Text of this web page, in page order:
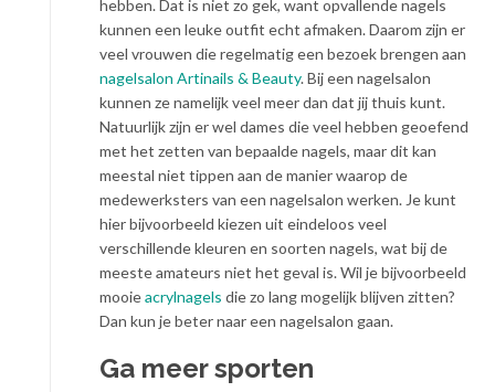
hebben. Dat is niet zo gek, want opvallende nagels
kunnen een leuke outfit echt afmaken. Daarom zijn er
veel vrouwen die regelmatig een bezoek brengen aan
nagelsalon Artinails & Beauty. Bij een nagelsalon
kunnen ze namelijk veel meer dan dat jij thuis kunt.
Natuurlijk zijn er wel dames die veel hebben geoefend
met het zetten van bepaalde nagels, maar dit kan
meestal niet tippen aan de manier waarop de
medewerksters van een nagelsalon werken. Je kunt
hier bijvoorbeeld kiezen uit eindeloos veel
verschillende kleuren en soorten nagels, wat bij de
meeste amateurs niet het geval is. Wil je bijvoorbeeld
mooieacrylnagels die zo lang mogelijk blijven zitten?
Dan kun je beter naar een nagelsalon gaan.
Ga meer sporten